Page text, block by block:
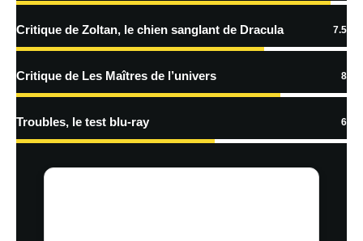
Critique de Zoltan, le chien sanglant de Dracula 7.5
Critique de Les Maîtres de l’univers 8
Troubles, le test blu-ray 6